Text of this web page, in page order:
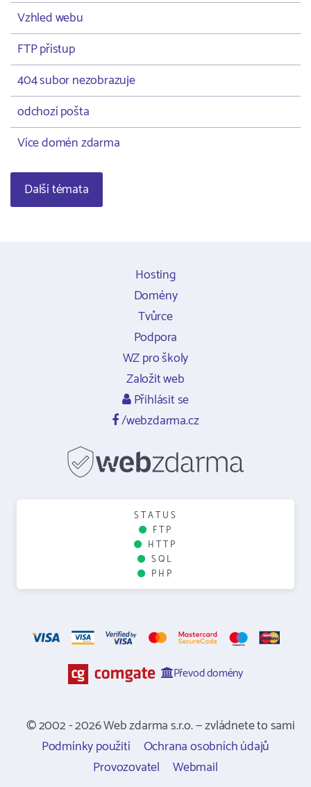
Vzhled webu
FTP přístup
404 subor nezobrazuje
odchozí pošta
Více domén zdarma
Další témata
Hosting
Domény
Tvůrce
Podpora
WZ pro školy
Založit web
Přihlásit se
/webzdarma.cz
STATUS
FTP
HTTP
SQL
PHP
Převod domény
© 2002 - 2026 Web zdarma s.r.o. — zvládnete to sami
Podmínky použití
Ochrana osobních údajů
Provozovatel
Webmail